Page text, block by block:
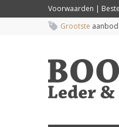
Voorwaarden |
Grootste